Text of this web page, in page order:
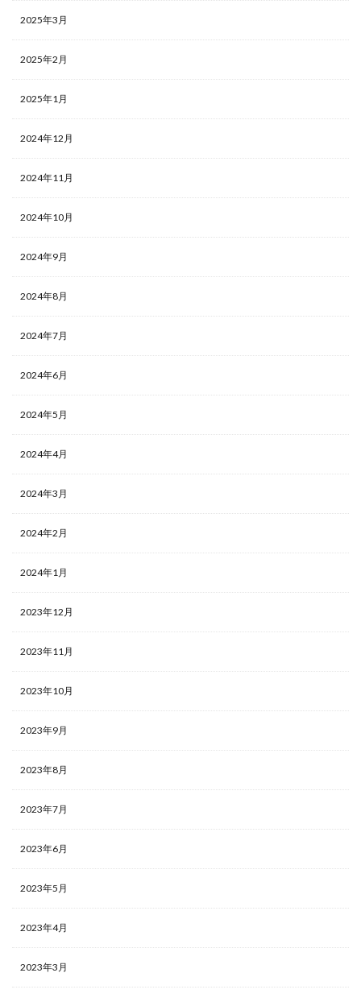
2025年3月
2025年2月
2025年1月
2024年12月
2024年11月
2024年10月
2024年9月
2024年8月
2024年7月
2024年6月
2024年5月
2024年4月
2024年3月
2024年2月
2024年1月
2023年12月
2023年11月
2023年10月
2023年9月
2023年8月
2023年7月
2023年6月
2023年5月
2023年4月
2023年3月